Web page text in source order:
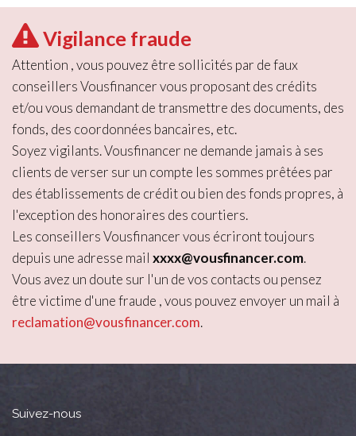
Vigilance fraude
Attention , vous pouvez être sollicités par de faux
conseillers Vousfinancer vous proposant des crédits
et/ou vous demandant de transmettre des documents, des
fonds, des coordonnées bancaires, etc.
Soyez vigilants. Vousfinancer ne demande jamais à ses
clients de verser sur un compte les sommes prêtées par
des établissements de crédit ou bien des fonds propres, à
l'exception des honoraires des courtiers.
Les conseillers Vousfinancer vous écriront toujours
depuis une adresse mail xxxx@vousfinancer.com.
Vous avez un doute sur l'un de vos contacts ou pensez
être victime d'une fraude , vous pouvez envoyer un mail à
reclamation@vousfinancer.com.
Suivez-nous